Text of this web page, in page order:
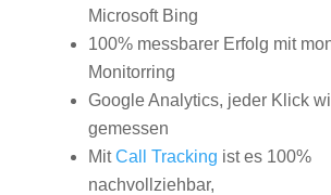
Microsoft Bing
100% messbarer Erfolg mit
Monitorring
Google Analytics, jeder Klick
gemessen
MitCall Tracking ist es 100%
nachvollziehbar,